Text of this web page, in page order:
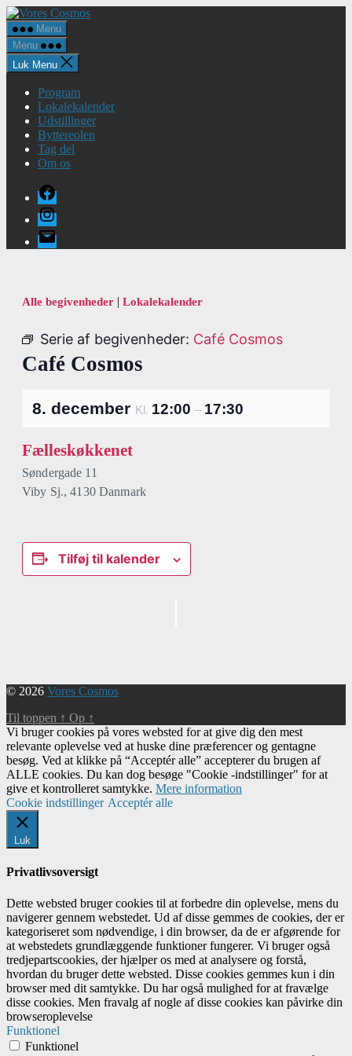
Spring
til
indholdet
Vores
Menu
Menu
Luk Menu
Program
Lokalekalender
Udstillinger
Byttereolen
Tag del
Om os
Facebook
Instagram
E-
mail
Alle begivenheder | Lokalekalender
Serie af begivenheder: Café Cosmos
Café Cosmos
8. december Kl. 12:00 – 17:30
Fælleskøkkenet
Søndergade 11
Viby Sj., 4130 Danmark
Tilføj til kalender
© 2026 Vores Cosmos
Til toppen ↑ Op ↑
Vi bruger cookies på vores websted for at give dig den mest
relevante oplevelse ved at huske dine præferencer og gentagne
besøg. Ved at klikke på “Acceptér alle” accepterer du brugen af ​​
ALLE cookies. Du kan dog besøge "Cookie -indstillinger" for at
give et kontrolleret samtykke. Mere information
Cookie indstillinger Acceptér alle
Luk
Privatlivsoversigt
Dette websted bruger cookies til at forbedre din oplevelse, mens du
navigerer gennem webstedet. Ud af disse gemmes de cookies, der er
kategoriseret som nødvendige, i din browser, da de er afgørende for
at webstedets grundlæggende funktioner fungerer. Vi bruger også
tredjepartscookies, der hjælper os med at analysere og forstå,
hvordan du bruger dette websted. Disse cookies gemmes kun i din
browser med dit samtykke. Du har også mulighed for at fravælge
disse cookies. Men fravalg af nogle af disse cookies kan påvirke din
browseroplevelse
Funktionel
Funktionel